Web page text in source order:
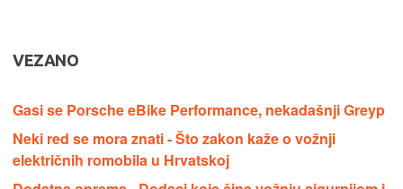
VEZANO
Gasi se Porsche eBike Performance, nekadašnji Greyp
Neki red se mora znati - Što zakon kaže o vožnji
električnih romobila u Hrvatskoj